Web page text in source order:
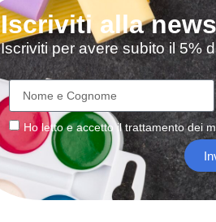
Iscriviti alla
Iscriviti per avere subito il 5%
Ho letto e accetto iltrattamentodei